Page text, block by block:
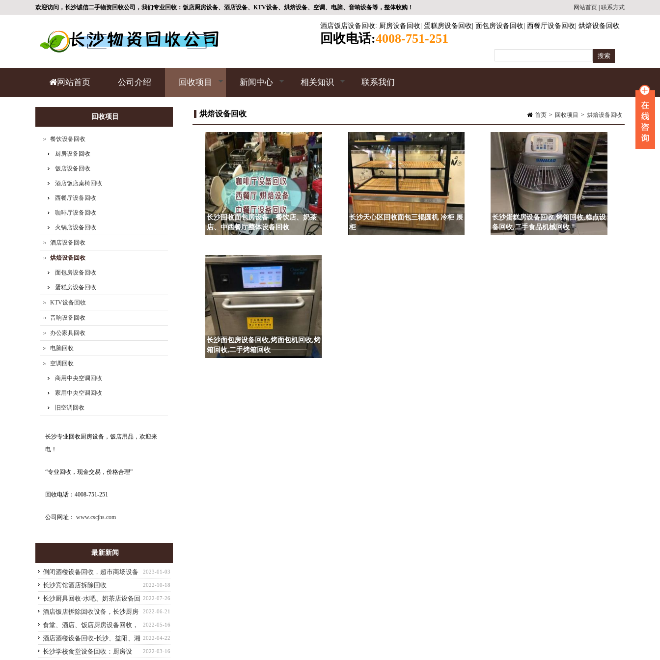
欢迎访问，长沙诚信二手物资回收公司，我们专业回收：饭店厨房设备、酒店设备、KTV设备、烘焙设备、空调、电脑、音响设备等，整体收购！ 网站首页 联系方式
酒店饭店设备回收: 厨房设备回收 蛋糕房设备回收 面包房设备回收 西餐厅设备回收 烘焙设备回收
回收电话:4008-751-251
网站首页 公司介绍 回收项目 新闻中心 相关知识 联系我们
首页 > 回收项目 > 烘焙设备回收
烘焙设备回收
长沙回收面包房设备，餐饮店、奶茶
店、中西餐厅整体设备回收
长沙天心区回收面包三辊圆机 冷柜 展
柜
长沙蛋糕房设备回收,烤箱回收,糕点设
备回收,二手食品机械回收
长沙面包房设备回收,烤面包机回收,烤
箱回收,二手烤箱回收
回收项目
餐饮设备回收
厨房设备回收
饭店设备回收
酒店饭店桌椅回收
西餐厅设备回收
咖啡厅设备回收
火锅店设备回收
酒店设备回收
烘焙设备回收
面包房设备回收
蛋糕房设备回收
KTV设备回收
音响设备回收
办公家具回收
电脑回收
空调回收
商用中央空调回收
家用中央空调回收
旧空调回收
长沙专业回收厨房设备，饭店用品，欢迎来
电！
“专业回收，现金交易，价格合理”
回收电话：4008-751-251
公司网址： www.cscjhs.com
最新新闻
2023-01-03
倒闭酒楼设备回收，超市商场设备
回收-长沙高价整体回收单位废旧物资2022-10-18
长沙宾馆酒店拆除回收
2022-07-26
长沙厨具回收-水吧、奶茶店设备回
收，饭店设备回收
2022-06-21
酒店饭店拆除回收设备，长沙厨房
设备回收
2022-05-16
食堂、酒店、饭店厨房设备回收，
厨具回收，工厂设备回收
2022-04-22
酒店酒楼设备回收-长沙、益阳、湘
潭、株洲等拆除回收酒店设备
2022-03-16
长沙学校食堂设备回收：厨房设